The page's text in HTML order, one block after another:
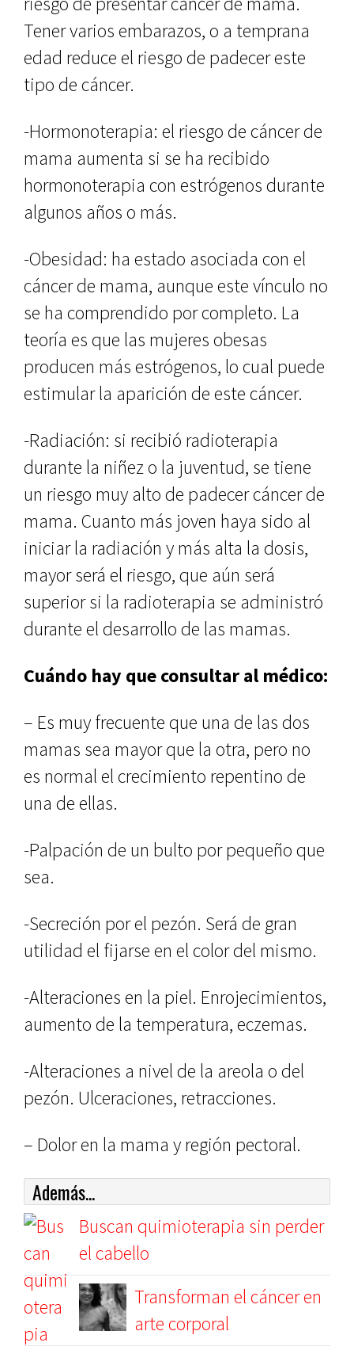
Tener varios embarazos, o a temprana
edad reduce el riesgo de padecer este
tipo de cáncer.
-Hormonoterapia: el riesgo de cáncer de
mama aumenta si se ha recibido
hormonoterapia con estrógenos durante
algunos años o más.
-Obesidad: ha estado asociada con el
cáncer de mama, aunque este vínculo no
se ha comprendido por completo. La
teoría es que las mujeres obesas
producen más estrógenos, lo cual puede
estimular la aparición de este cáncer.
-Radiación: si recibió radioterapia
durante la niñez o la juventud, se tiene
un riesgo muy alto de padecer cáncer de
mama. Cuanto más joven haya sido al
iniciar la radiación y más alta la dosis,
mayor será el riesgo, que aún será
superior si la radioterapia se administró
durante el desarrollo de las mamas.
Cuándo hay que consultar al médico:
– Es muy frecuente que una de las dos
mamas sea mayor que la otra, pero no
es normal el crecimiento repentino de
una de ellas.
-Palpación de un bulto por pequeño que
sea.
-Secreción por el pezón. Será de gran
utilidad el fijarse en el color del mismo.
-Alteraciones en la piel. Enrojecimientos,
aumento de la temperatura, eczemas.
-Alteraciones a nivel de la areola o del
pezón. Ulceraciones, retracciones.
– Dolor en la mama y región pectoral.
Además...
Buscan quimioterapia sin perder
el cabello
Transforman el cáncer en
arte corporal